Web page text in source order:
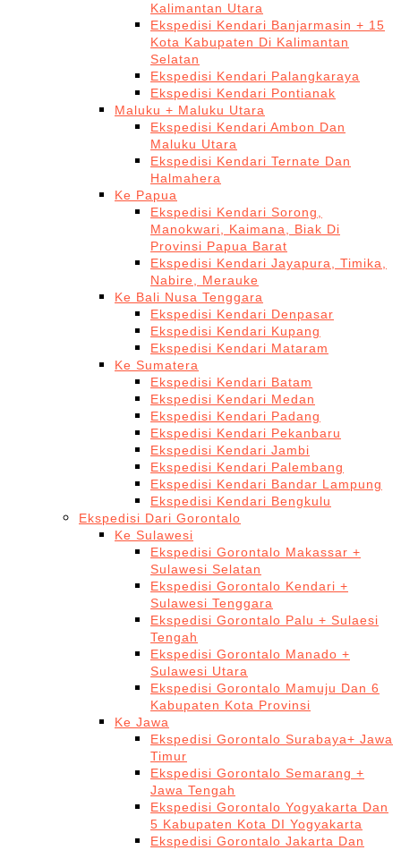
Kalimantan Utara
Ekspedisi Kendari Banjarmasin + 15
Kota Kabupaten Di Kalimantan
Selatan
Ekspedisi Kendari Palangkaraya
Ekspedisi Kendari Pontianak
Maluku + Maluku Utara
Ekspedisi Kendari Ambon Dan
Maluku Utara
Ekspedisi Kendari Ternate Dan
Halmahera
Ke Papua
Ekspedisi Kendari Sorong,
Manokwari, Kaimana, Biak Di
Provinsi Papua Barat
Ekspedisi Kendari Jayapura, Timika,
Nabire, Merauke
Ke Bali Nusa Tenggara
Ekspedisi Kendari Denpasar
Ekspedisi Kendari Kupang
Ekspedisi Kendari Mataram
Ke Sumatera
Ekspedisi Kendari Batam
Ekspedisi Kendari Medan
Ekspedisi Kendari Padang
Ekspedisi Kendari Pekanbaru
Ekspedisi Kendari Jambi
Ekspedisi Kendari Palembang
Ekspedisi Kendari Bandar Lampung
Ekspedisi Kendari Bengkulu
Ekspedisi Dari Gorontalo
Ke Sulawesi
Ekspedisi Gorontalo Makassar +
Sulawesi Selatan
Ekspedisi Gorontalo Kendari +
Sulawesi Tenggara
Ekspedisi Gorontalo Palu + Sulaesi
Tengah
Ekspedisi Gorontalo Manado +
Sulawesi Utara
Ekspedisi Gorontalo Mamuju Dan 6
Kabupaten Kota Provinsi
Ke Jawa
Ekspedisi Gorontalo Surabaya+ Jawa
Timur
Ekspedisi Gorontalo Semarang +
Jawa Tengah
Ekspedisi Gorontalo Yogyakarta Dan
5 Kabupaten Kota DI Yogyakarta
Ekspedisi Gorontalo Jakarta Dan